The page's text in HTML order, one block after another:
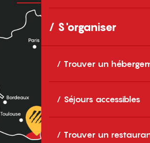
S'organiser
Trouver un
Séjours accessibles
Trouver un